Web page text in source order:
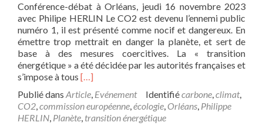
Conférence-débat à Orléans, jeudi 16 novembre 2023
avec Philipe HERLIN Le CO2 est devenu l’ennemi public
numéro 1, il est présenté comme nocif et dangereux. En
émettre trop mettrait en danger la planète, et sert de
base à des mesures coercitives. La « transition
énergétique » a été décidée par les autorités françaises et
s’impose à tous En
plus
surTransition
énergétique
[…]
Publié dans Article, Evénement Identifiécarbone,climat,
CO2,commission européenne,écologie, Orléans, Philippe
HERLIN, Planète, transition énergétique